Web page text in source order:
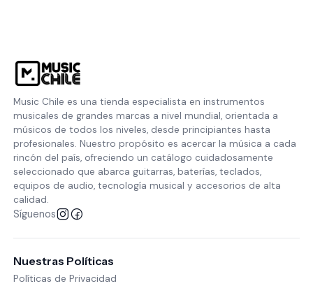
Music Chile es una tienda especialista en instrumentos
musicales de grandes marcas a nivel mundial, orientada a
músicos de todos los niveles, desde principiantes hasta
profesionales. Nuestro propósito es acercar la música a cada
rincón del país, ofreciendo un catálogo cuidadosamente
seleccionado que abarca guitarras, baterías, teclados,
equipos de audio, tecnología musical y accesorios de alta
calidad.
Síguenos
Nuestras Políticas
Políticas de Privacidad